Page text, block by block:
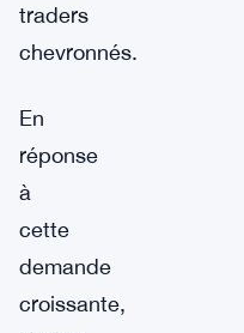
traders
chevronnés.
En
réponse
à
cette
demande
croissante,